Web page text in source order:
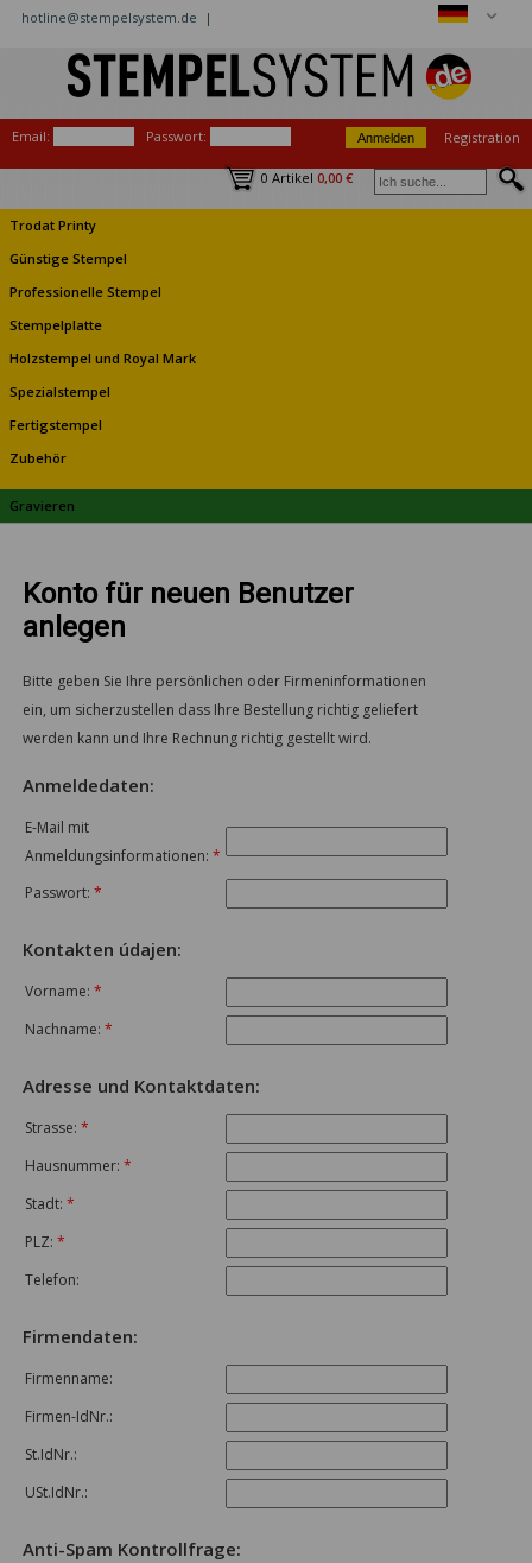
hotline@stempelsystem.de |
Email: Passwort: Registration
0 Artikel 0,00 €
Trodat Printy
Günstige Stempel
Professionelle Stempel
Stempelplatte
Holzstempel und Royal Mark
Spezialstempel
Fertigstempel
Zubehör
Gravieren
Konto für neuen Benutzer
anlegen
Bitte geben Sie Ihre persönlichen oder Firmeninformationen
ein, um sicherzustellen dass Ihre Bestellung richtig geliefert
werden kann und Ihre Rechnung richtig gestellt wird.
Anmeldedaten:
E-Mail mit
Anmeldungsinformationen: *
Passwort: *
Kontakten údajen:
Vorname: *
Nachname: *
Adresse und Kontaktdaten:
Strasse: *
Hausnummer: *
Stadt: *
PLZ: *
Telefon:
Firmendaten:
Firmenname:
Firmen-IdNr.:
St.IdNr.:
USt.IdNr.:
Anti-Spam Kontrollfrage: